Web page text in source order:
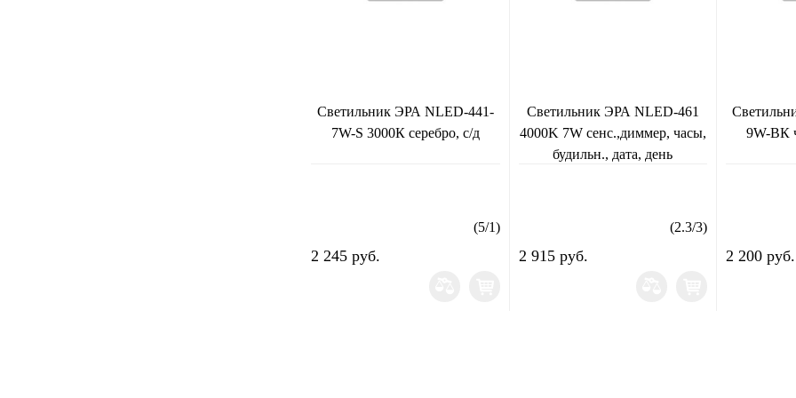
Светильник ЭРА NLED-441-
7W-S 3000К серебро, с/д
(5/1)
2 245 руб.
Светильник ЭРА NLED-461
4000K 7W сенс.,диммер, часы,
будильн., дата, день
(2.3/3)
2 915 руб.
9W-ВК
2 200 руб.